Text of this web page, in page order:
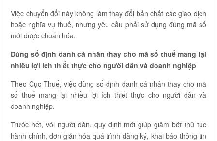
Việc chuyển đổi này không làm thay đổi bản chất các giao dịch
hoặc nghĩa vụ thuế, nhưng yêu cầu phải sử dụng đúng mã số
mới được chuẩn hóa.
Dùng số định danh cá nhân thay cho mã số thuế mang lại
nhiều lợi ích thiết thực cho người dân và doanh nghiệp
Theo Cục Thuế, việc dùng số định danh cá nhân thay cho mã
số thuế mang lại nhiều lợi ích thiết thực cho người dân và
doanh nghiệp.
Trước hết, với người dân, quy định mới giúp giảm bớt thủ tục
hành chính, đơn giản hóa quá trình đăng ký, khai báo thông tin